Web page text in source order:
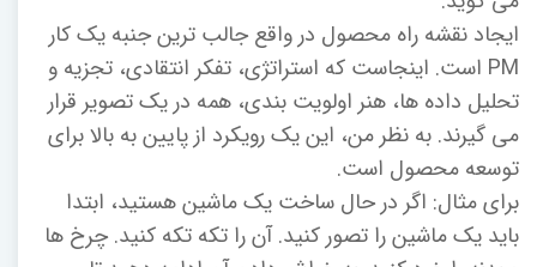
ایجاد نقشه راه محصول در واقع جالب ترین جنبه یک کار
PM است. اینجاست که استراتژی، تفکر انتقادی، تجزیه و
تحلیل داده ها، هنر اولویت بندی، همه در یک تصویر قرار
می گیرند. به نظر من، این یک رویکرد از پایین به بالا برای
توسعه محصول است.
برای مثال: اگر در حال ساخت یک ماشین هستید، ابتدا
باید یک ماشین را تصور کنید. آن را تکه تکه کنید. چرخ ها